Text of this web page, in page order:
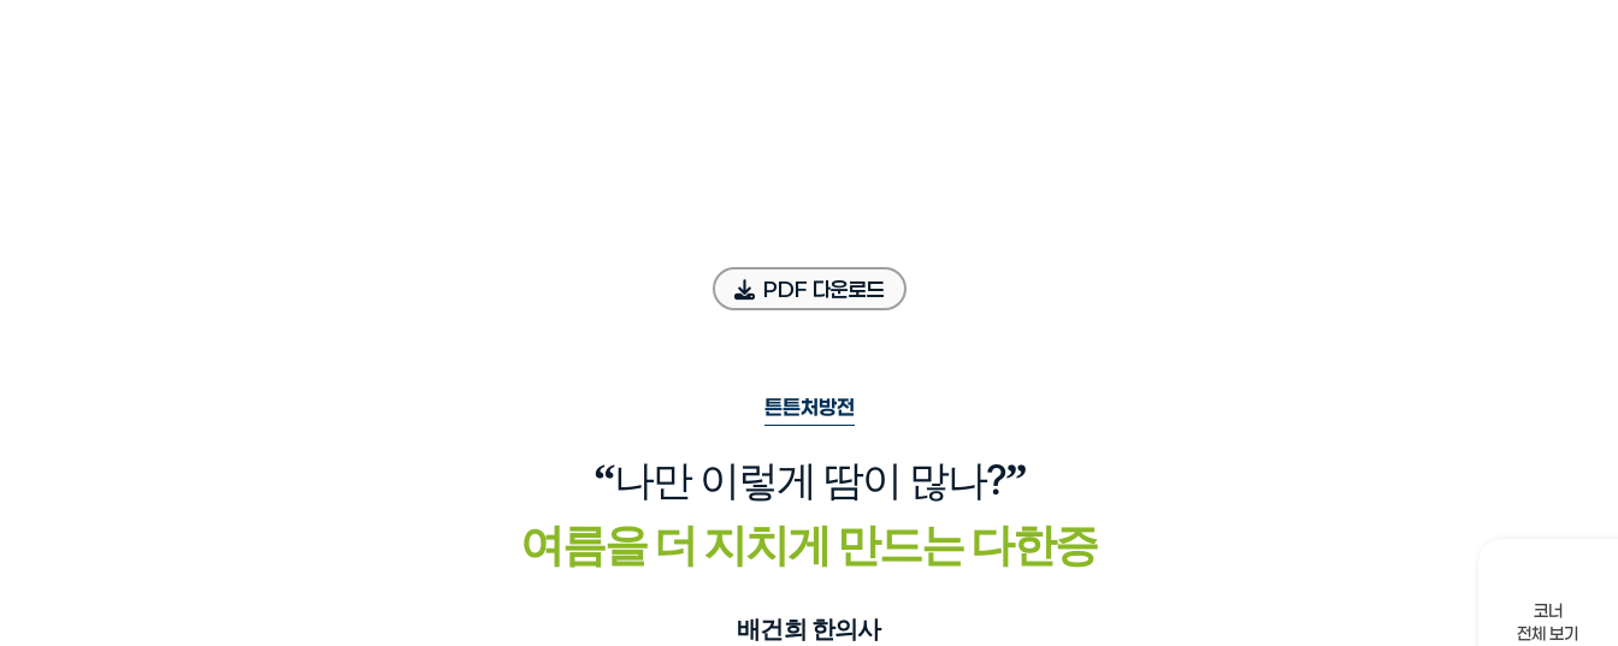
코너
전체 보기
PDF 다운로드
튼튼처방전
“나만 이렇게 땀이 많나?”
여름을 더 지치게 만드는 다한증
배건희 한의사